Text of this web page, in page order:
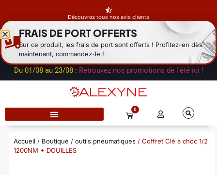
Découvrez tous nos avis clients
Fermeture estivale du dépôtdu 01/08 au 23/08 : les expéditions
reprendront à la rentrée. Notre service commercial reste
disponible par mail.
Du 01/08 au 23/08 : Retrouvez nos promotions de l’été ici !
0
Accueil/ Boutique / outils pneumatiques/ Coffret Clé à choc 1/2
1200NM + DOUILLES
FRAIS DE PORT OFFERTS
Sur ce produit, les frais de port sont offerts ! Profitez-en dès
maintenant, commandez-le !